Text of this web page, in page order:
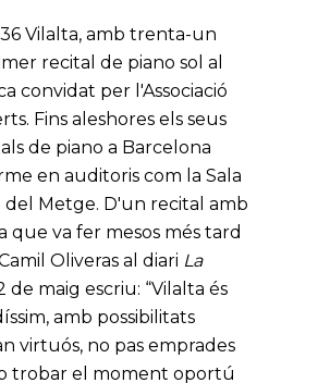
Vilalta, amb trenta-un
recital de piano sol al
convidat per l'Associació
Fins aleshores els seus
de piano a Barcelona
en auditoris com la Sala
del Metge. D'un recital amb
que va fer mesos més tard
Oliveras al diari La
de maig escriu: “Vilalta és
amb possibilitats
virtuós, no pas emprades
trobar el moment oportú